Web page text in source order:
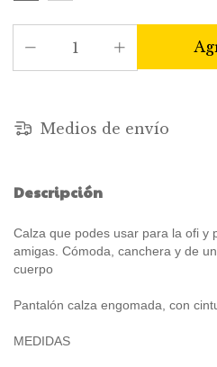
Medios de envío
Descripción
Calza que podes usar para la ofi y
amigas. Cómoda, canchera y de
cuerpo
Pantalón calza engomada, con
MEDIDAS